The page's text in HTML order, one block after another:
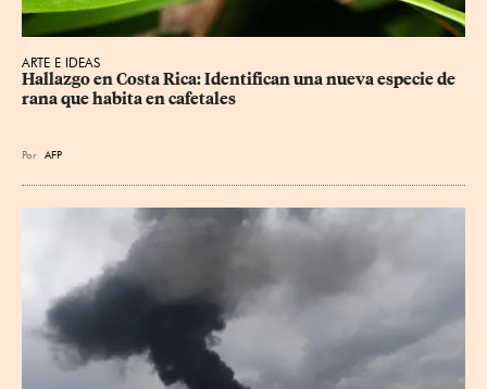
ARTE E IDEAS
Hallazgo en Costa Rica: Identifican una nueva especie de
rana que habita en cafetales
Por AFP